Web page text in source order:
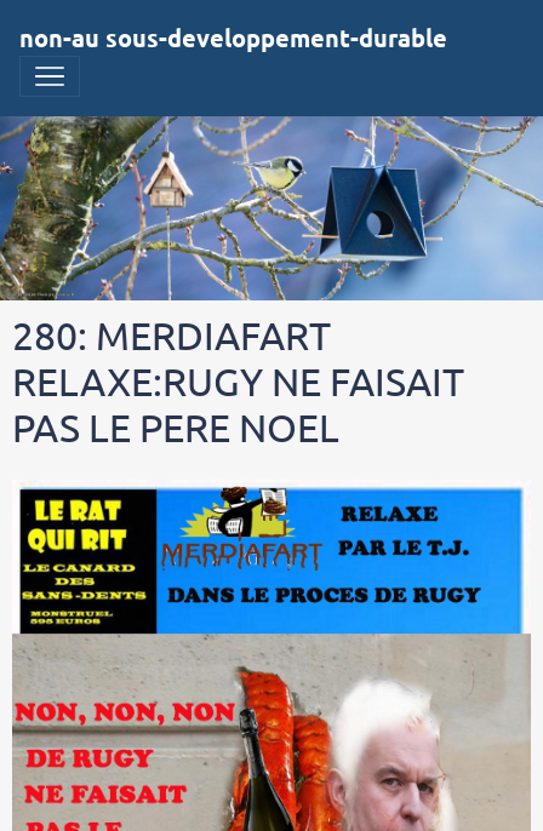
non-au sous-developpement-durable
280: MERDIAFART
RELAXE:RUGY NE FAISAIT
PAS LE PERE NOEL